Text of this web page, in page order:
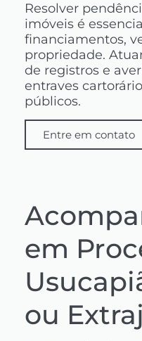
Resolver
imóveis é
financiamentos,
propriedade.
de registros e
entraves
públicos.
Entre em contato
em
ou